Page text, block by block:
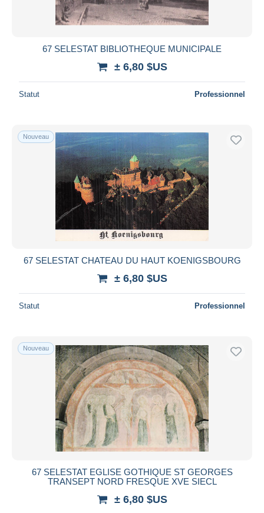
67 SELESTAT BIBLIOTHEQUE MUNICIPALE
± 6,80 $US
Statut Professionnel
Nouveau
67 SELESTAT CHATEAU DU HAUT KOENIGSBOURG
± 6,80 $US
Statut Professionnel
Nouveau
67 SELESTAT EGLISE GOTHIQUE ST GEORGES
TRANSEPT NORD FRESQUE XVE SIECL
± 6,80 $US